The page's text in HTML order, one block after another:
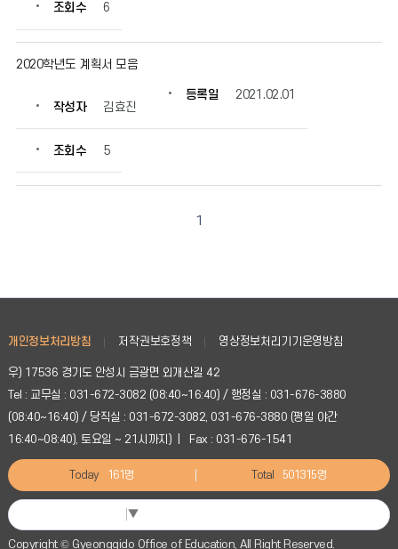
연
구)
의
회
수
보
를
확
인
수
습
조회수 6
2020학년도 계획서 모음
작성자 김효진
등록일 2021.02.01
조회수 5
1
개인정보처리방침 저작권보호정책 영상정보처리기기운영방침
우) 17536 경기도 안성시 금광면 외개산길 42
Tel : 교무실 : 031-672-3082 (08:40~16:40) / 행정실 : 031-676-3880
(08:40~16:40) / 당직실 : 031-672-3082, 031-676-3880 (평일 야간
16:40~08:40), 토요일 ~ 21시까지) | Fax : 031-676-1541
Today 161명 Total 501315명
▼
Copyright © Gyeonggido Office of Education, All Right Reserved.